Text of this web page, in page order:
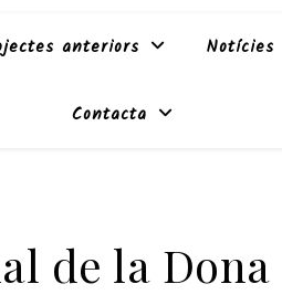
anteriors Notícies
Contacta
de la Dona